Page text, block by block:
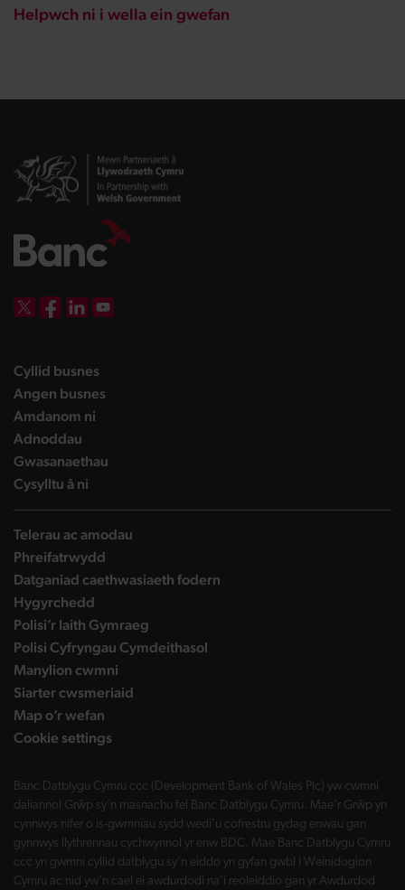
Helpwch ni i wella ein gwefan
Cyllid busneslanding page
Angen busneslanding page
Amdanom ni
Adnoddau
Gwasanaethau
Cysylltu â ni
Telerau ac amodau
Phreifatrwydd
Datganiad caethwasiaeth fodern
Hygyrchedd
Polisi’r Iaith Gymraeg
Polisi Cyfryngau Cymdeithasol
Manylion cwmni
Siarter cwsmeriaid
Map o’r wefan
Cookie settings
Banc Datblygu Cymru ccc (Development Bank of Wales Plc) yw cwmni
daliannol Grŵp sy'n masnachu fel Banc Datblygu Cymru. Mae'r Grŵp yn
cynnwys nifer o is-gwmnïau sydd wedi'u cofrestru gydag enwau gan
gynnwys llythrennau cychwynnol yr enw BDC. Mae Banc Datblygu Cymru
ccc yn gwmni cyllid datblygu sy'n eiddo yn gyfan gwbl i Weinidogion
Cymru ac nid yw'n cael ei awdurdodi na'i reoleiddio gan yr Awdurdod